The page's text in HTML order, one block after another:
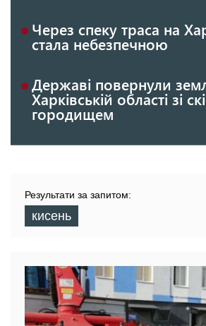
Через спеку траса на
стала небезпечною
Державі повернули
Харківській області зі
городищем
Результати за запитом:
кисень